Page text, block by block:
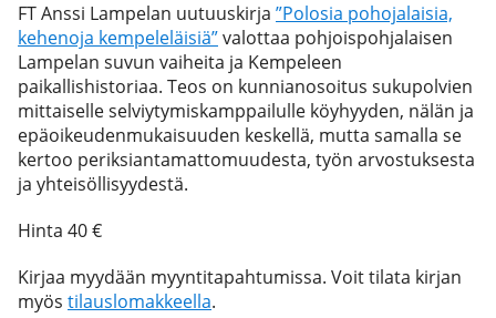
FT Anssi Lampelan uutuuskirja ”Polosia pohojalaisia,
kehenoja kempeleläisiä”valottaa pohjoispohjalaisen
Lampelan suvun vaiheita ja Kempeleen
paikallishistoriaa. Teos on kunnianosoitus sukupolvien
mittaiselle selviytymiskamppailulle köyhyyden, nälän ja
epäoikeudenmukaisuuden keskellä, mutta samalla se
kertoo periksiantamattomuudesta, työn arvostuksesta
ja yhteisöllisyydestä.
Hinta 40 €
Kirjaa myydään myyntitapahtumissa. Voit tilata kirjan
myös tilauslomakkeella.